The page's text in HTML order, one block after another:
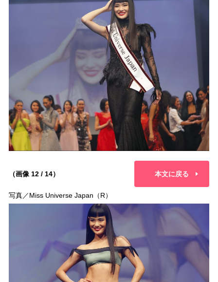
（画像 12 / 14） 本文に戻る
写真／Miss Universe Japan（R）